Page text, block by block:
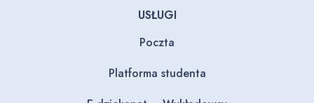
USŁUGI
Poczta
Platforma studenta